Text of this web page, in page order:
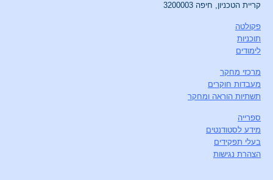
קריית הטכניון, חיפה 3200003
פקולטה
תוכניות
לימודים
מרכזי מחקר
מעבדות חוקרים
תשתיות הוראה ומחקר
ספרייה
מידע לסטודנטים
בעלי תפקידים
הצהרת נגישות